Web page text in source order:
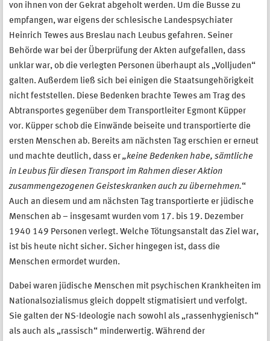
von ihnen von der Gekrat abgeholt werden. Um die Busse zu
empfangen, war eigens der schlesische Landespsychiater
Heinrich Tewes aus Breslau nach Leubus gefahren. Seiner
Behörde war bei der Überprüfung der Akten aufgefallen, dass
unklar war, ob die verlegten Personen überhaupt als „Volljuden“
galten. Außerdem ließ sich bei einigen die Staatsungehörigkeit
nicht feststellen. Diese Bedenken brachte Tewes am Trag des
Abtransportes gegenüber dem Transportleiter Egmont Küpper
vor. Küpper schob die Einwände beiseite und transportierte die
ersten Menschen ab. Bereits am nächsten Tag erschien er erneut
und machte deutlich, dass er „keine Bedenken habe, sämtliche
in Leubus für diesen Transport im Rahmen dieser Aktion
zusammengezogenen Geisteskranken auch zu übernehmen.“
Auch an diesem und am nächsten Tag transportierte er jüdische
Menschen ab – insgesamt wurden vom 17. bis 19. Dezember
1940 149 Personen verlegt. Welche Tötungsanstalt das Ziel war,
ist bis heute nicht sicher. Sicher hingegen ist, dass die
Menschen ermordet wurden.
Dabei waren jüdische Menschen mit psychischen Krankheiten im
Nationalsozialismus gleich doppelt stigmatisiert und verfolgt.
Sie galten der NS-Ideologie nach sowohl als „rassenhygienisch“
als auch als „rassisch“ minderwertig. Während der